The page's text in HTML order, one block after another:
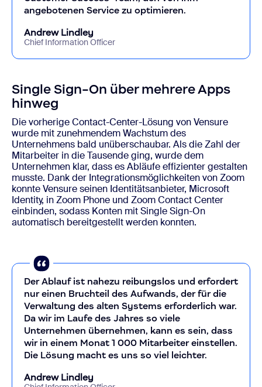
angebotenen Service zu optimieren.
Andrew Lindley
Chief Information Officer
Single Sign-On über mehrere Apps
hinweg
Die vorherige Contact-Center-Lösung von Vensure
wurde mit zunehmendem Wachstum des
Unternehmens bald unüberschaubar. Als die Zahl der
Mitarbeiter in die Tausende ging, wurde dem
Unternehmen klar, dass es Abläufe effizienter gestalten
musste. Dank der Integrationsmöglichkeiten von Zoom
konnte Vensure seinen Identitätsanbieter, Microsoft
Identity, in Zoom Phone und Zoom Contact Center
einbinden, sodass Konten mit Single Sign-On
automatisch bereitgestellt werden konnten.
Der Ablauf ist nahezu reibungslos und erfordert
nur einen Bruchteil des Aufwands, der für die
Verwaltung des alten Systems erforderlich war.
Da wir im Laufe des Jahres so viele
Unternehmen übernehmen, kann es sein, dass
wir in einem Monat 1 000 Mitarbeiter einstellen.
Die Lösung macht es uns so viel leichter.
Andrew Lindley